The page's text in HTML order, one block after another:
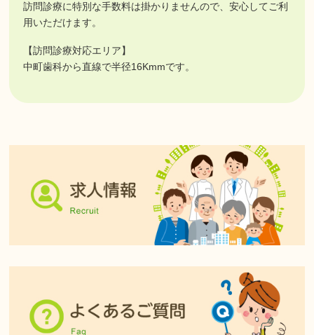
2026.05.01
6月の時間変更はございません、通常通り診療する予定です。
令和6年10月からは診療終了時間の１時間前が最終受付となります
ご迷惑をおかけしますが、宜しくお願い致します。
訪問診療に特別な手数料は掛かりませんので、安心してご利
用いただけます。
【訪問診療対応エリア】
中町歯科から直線で半径16Kmmです。